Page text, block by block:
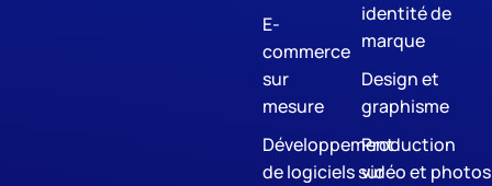
E-
commerce
sur
mesure
Développement
de logiciels sur
identité de
marque
Design et
graphisme
Production
vidéo et photos